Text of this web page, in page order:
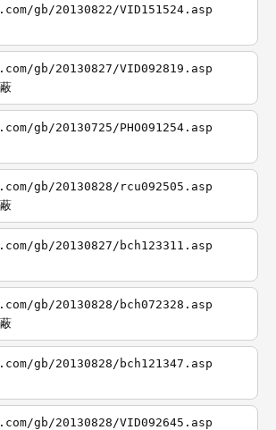
gb/20130822/VID151524.asp
gb/20130827/VID092819.asp
gb/20130725/PHO091254.asp
gb/20130828/rcu092505.asp
gb/20130827/bch123311.asp
gb/20130828/bch072328.asp
gb/20130828/bch121347.asp
gb/20130828/VID092645.asp